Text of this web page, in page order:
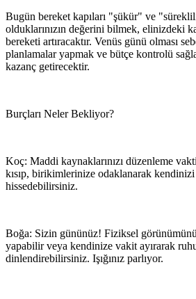
Bugün bereket kapıları "şükür" ve
olduklarınızın değerini bilmek, elinizdeki
bereketi artıracaktır. Venüs günü olması
planlamalar yapmak ve bütçe kontrolü
kazanç getirecektir.
Burçları Neler Bekliyor?
Koç: Maddi kaynaklarınızı düzenleme
kısıp, birikimlerinize odaklanarak
hissedebilirsiniz.
Boğa: Sizin gününüz! Fiziksel
yapabilir veya kendinize vakit ayırarak
dinlendirebilirsiniz. Işığınız parlıyor.